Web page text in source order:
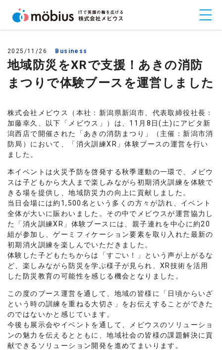
2025/11/26 Business
地域防災をXRで支援！あきの消防
まつりで体験ブースを運営しました
株式会社メビウス（本社：新潟県新潟市、代表取締役社長：
加藤幸久、以下「メビウス」）は、11月8日(土)にアピタ新
潟西店で開催された「あきの消防まつり」（主催：新潟市消
防局）において、「消火訓練XR」体験ブースの運営を行い
ました。
本イベントは火災予防を啓発する秋季運動の一環で、メビウ
スは子どもから大人まで楽しみながら初期消火訓練を体験で
きる場を提供し、地域防災力の向上に貢献しました。
当日会場には約1,500名という多くの方々が訪れ、イベント
全体が大いに賑わいました。その中でメビウスが運営協力し
た「消火訓練XR」体験ブースには、親子連れを中心に約20
組が参加し、ゲーミフィケーション要素を取り入れた最新の
初期消火訓練を楽しんでいただきました。
体験した子どもたちからは「すごい！」という声が上がるな
ど、楽しみながら防災を学ぶ様子が見られ、XR技術を活用
した防災教育の可能性を感じる機会となりました。
この度のブース運営を通して、地域の皆様に「日頃からいざ
という時の訓練を重ねる大切さ」をお伝えすることができた
のではないかと感じています。
今後も展示会やイベントを通して、メビウスのソリューショ
ンの魅力を伝えるとともに、地域社会の皆様の課題解決に貢
献できるソリューション開発を進めてまいります。